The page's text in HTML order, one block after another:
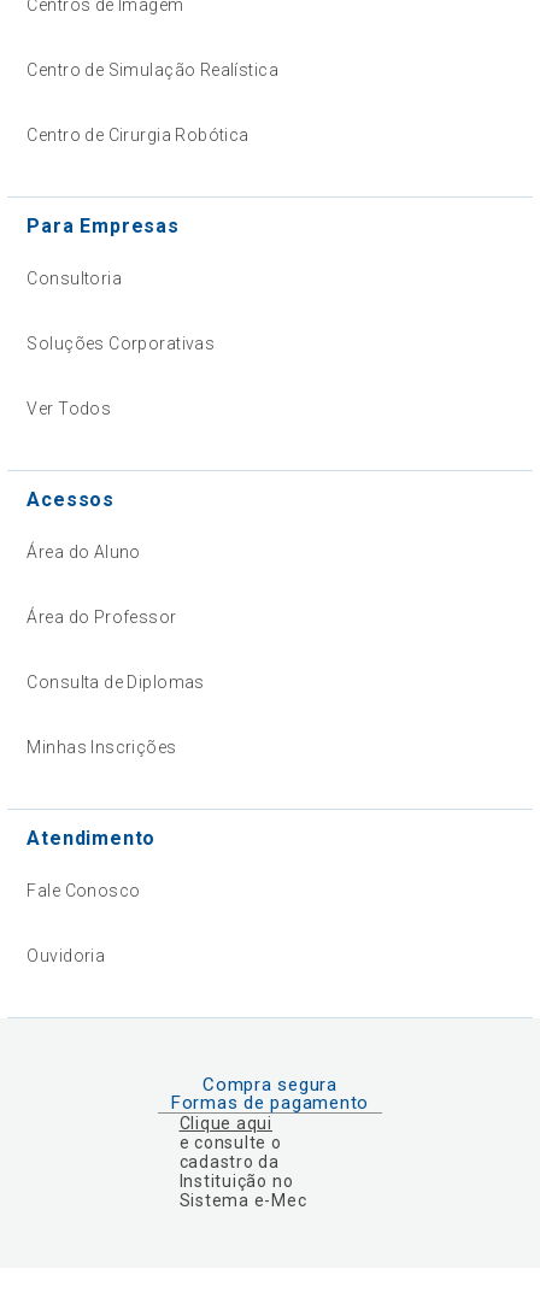
Centros de Imagem
Centro de Simulação Realística
Centro de Cirurgia Robótica
Para Empresas
Consultoria
Soluções Corporativas
Ver Todos
Acessos
Área do Aluno
Área do Professor
Consulta de Diplomas
Minhas Inscrições
Atendimento
Fale Conosco
Ouvidoria
Compra segura
Formas de pagamento
Clique aqui
e consulte o
cadastro da
Instituição no
Sistema e-Mec